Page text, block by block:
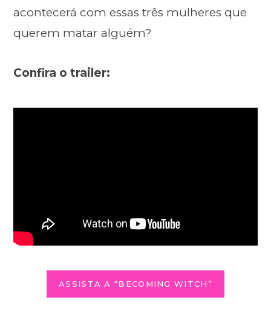
acontecerá com essas três mulheres que
querem matar alguém?
Confira o trailer:
ASSISTA A “BECOMING WITCH”